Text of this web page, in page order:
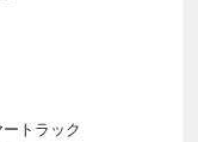
トラック